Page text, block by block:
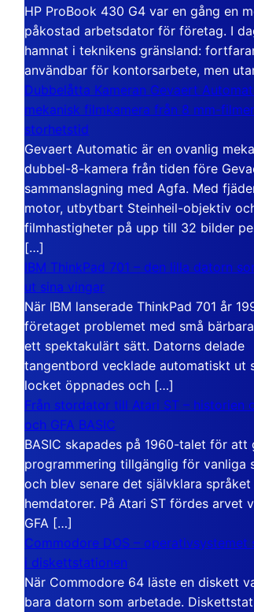
HP ProBook 430 G4 var en gång en
påkostad arbetsdator för företag. I
hamnat i teknikens gränsland:
användbar för kontorsarbete, men
Dubbelåtta Kameran Gevaert
mekanisk filmkamera från 8 mm-
storhetstid
Gevaert Automatic är en ovanlig
dubbel-8-kamera från tiden före
sammanslagning med Agfa. Med
motor, utbytbart Steinheil-objektiv
filmhastigheter på upp till 32 bilder
[…]
IBM ThinkPad 701 – den lilla datorn
ut sina vingar
När IBM lanserade ThinkPad 701 år
företaget problemet med små
ett spektakulärt sätt. Datorns delade
tangentbord vecklade automatiskt ut
locket öppnades och […]
Från stordator till Atari ST – historien
och GFA BASIC
BASIC skapades på 1960-talet för att
programmering tillgänglig för vanliga
och blev senare det självklara
hemdatorer. På Atari ST fördes arvet
GFA […]
Commodore DOS – operativsystemet
i diskettstationen
När Commodore 64 läste en diskett
bara datorn som arbetade.